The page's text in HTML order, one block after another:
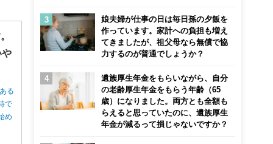
や
る
で
め
娘夫婦が仕事の日は毎日孫の夕飯を
作っています。家計への負担も増え
てきましたが、祖父母なら無償で協
力するのが普通でしょうか？
遺族厚生年金をもらいながら、自分
の老齢厚生年金をもらう年齢（65
歳）になりました。両方とも全額も
らえると思っていたのに、遺族厚生
年金が減るって損じゃないですか？